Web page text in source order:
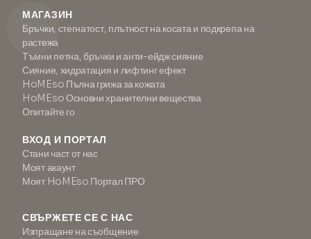
МАГАЗИН
Бръчки, стегнатост, плътност на косата и подкрепа на
растежа
Тъмни петна, бръчки и анти-ейдж сияние
Сияние, хидратация и лифтинг ефект
HoMEso Пълна грижа за кожата
HoMEso Основни хранителни вещества
Опитайте го
ВХОД И ПОРТАЛ
Стани част от нас
Моят акаунт
Моят HoMEso Портал ПРО
СВЪРЖЕТЕ СЕ С НАС
Изпращане на съобщение